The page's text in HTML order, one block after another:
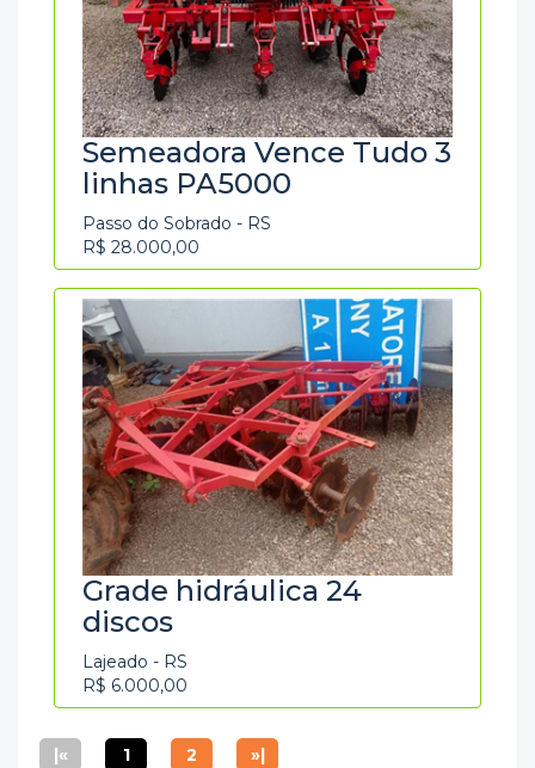
Semeadora Vence Tudo 3
linhas PA5000
Passo do Sobrado - RS
R$ 28.000,00
Grade hidráulica 24
discos
Lajeado - RS
R$ 6.000,00
|« 1 2 »|